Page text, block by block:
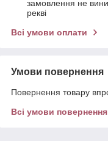
замовлення не
рекві
Всі умови оплати
Умови повернення
Повернення товару
Всі умови повернення